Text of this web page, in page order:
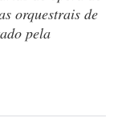
orquestrais de
pela